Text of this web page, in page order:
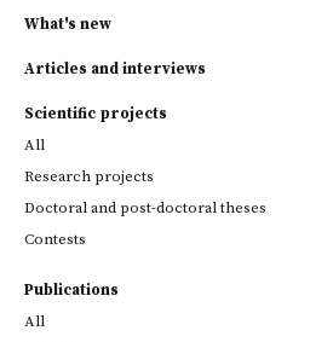
What's new
Articles and interviews
Scientific projects
All
Research projects
Doctoral and post-doctoral theses
Contests
Publications
All